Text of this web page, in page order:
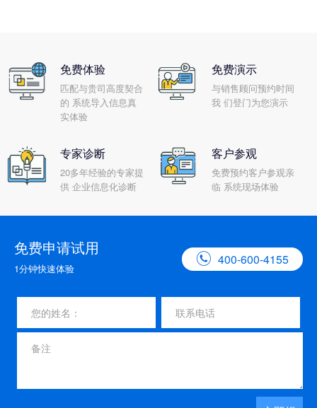
免费体验
匹配与贵司高度契合
的 系统导入信息真
实体验
免费演示
与销售顾问预约时间
我 们登门为您演示
专家诊断
20多年经验的专家提
供 企业信息化诊断
客户参观
免费预约客户参观亲
临 系统现场体验
免费申请试用
1分钟快速体验
 400-600-4155